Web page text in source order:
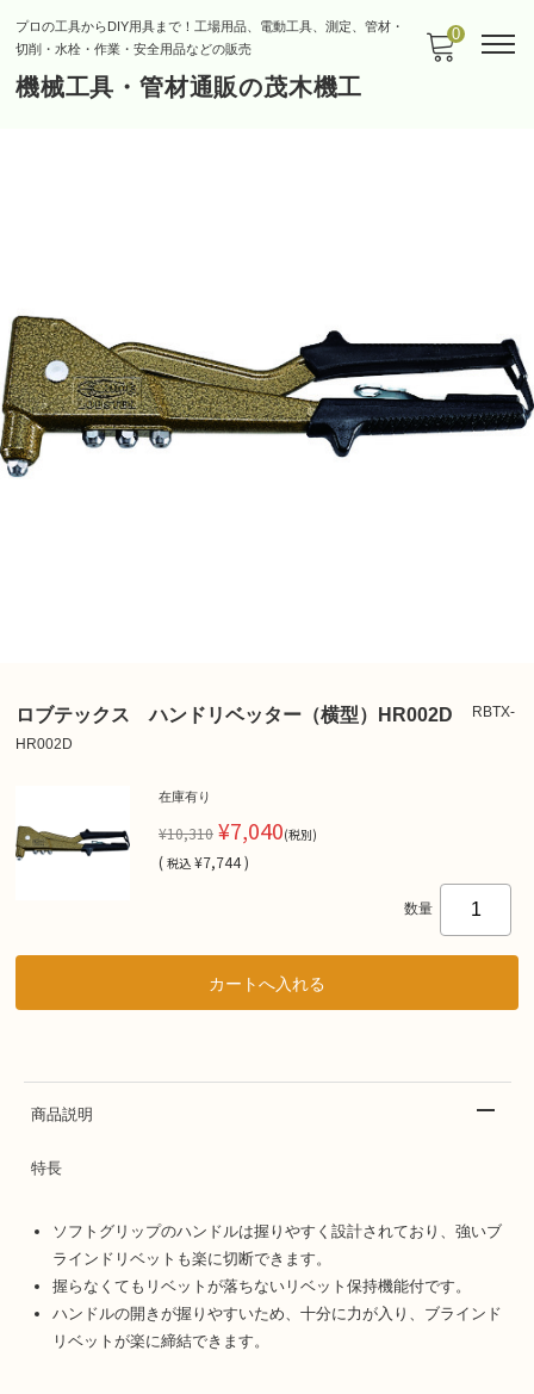
プロの工具からDIY用具まで！工場用品、電動工具、測定、管材・
切削・水栓・作業・安全用品などの販売
機械工具・管材通販の茂木機工
0
ロブテックス ハンドリベッター（横型）HR002D
RBTX-
HR002D
在庫有り
¥10,310 ¥7,040(税別)
( 税込 ¥7,744 )
数量
商品説明
特長
ソフトグリップのハンドルは握りやすく設計されており、強いブ
ラインドリベットも楽に切断できます。
握らなくてもリベットが落ちないリベット保持機能付です。
ハンドルの開きが握りやすいため、十分に力が入り、ブラインド
リベットが楽に締結できます。